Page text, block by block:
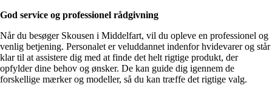
God service og professionel rådgivning
Når du besøger Skousen i Middelfart, vil du opleve en professionel og
venlig betjening. Personalet er veluddannet indenfor hvidevarer og står
klar til at assistere dig med at finde det helt rigtige produkt, der
opfylder dine behov og ønsker. De kan guide dig igennem de
forskellige mærker og modeller, så du kan træffe det rigtige valg.